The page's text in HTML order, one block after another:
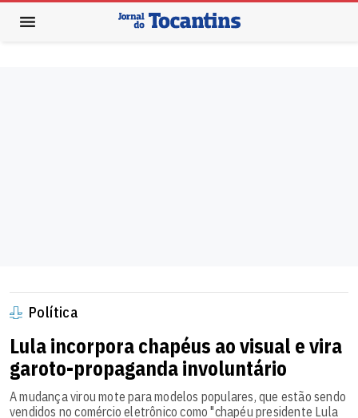
Política
Lula incorpora chapéus ao visual e vira
garoto-propaganda involuntário
A mudança virou mote para modelos populares, que estão sendo
vendidos no comércio eletrônico como "chapéu presidente Lula